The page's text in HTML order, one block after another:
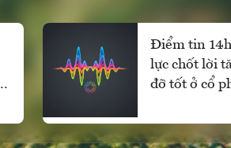
Điểm tin
lực chốt lời
đỡ tốt ở cổ
ròng